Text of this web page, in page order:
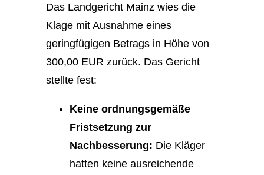
Das Landgericht Mainz wies die
Klage mit Ausnahme eines
geringfügigen Betrags in Höhe von
300,00 EUR zurück. Das Gericht
stellte fest:
Keine ordnungsgemäße
Fristsetzung zur
Nachbesserung: Die Kläger
hatten keine ausreichende